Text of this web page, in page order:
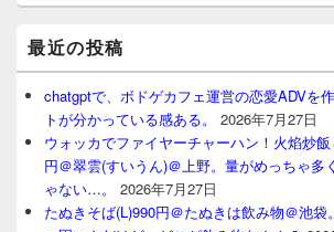
最近の投稿
chatgptで、ボドゲカフェ運営の恋愛ADVを
トが分かっている感ある。
2026年7月27日
ウォッカでファイヤーチャーハン！火焰炒
円＠翠雲(すいうん)＠上野。量がめっちゃ多
ゃない…。
2026年7月27日
たぬきそば(L)990円＠たぬきは飲み物＠池袋